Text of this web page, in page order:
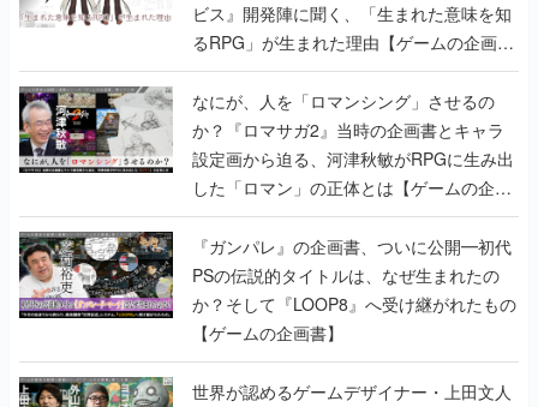
ビス』開発陣に聞く、「生まれた意味を知
るRPG」が生まれた理由【ゲームの企画
書】
なにが、人を「ロマンシング」させるの
か？『ロマサガ2』当時の企画書とキャラ
設定画から迫る、河津秋敏がRPGに生み出
した「ロマン」の正体とは【ゲームの企画
書】
『ガンパレ』の企画書、ついに公開━初代
PSの伝説的タイトルは、なぜ生まれたの
か？そして『LOOP8』へ受け継がれたもの
【ゲームの企画書】
世界が認めるゲームデザイナー・上田文人